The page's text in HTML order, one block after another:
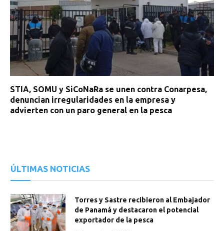
STIA, SOMU y SiCoNaRa se unen contra Conarpesa,
denuncian irregularidades en la empresa y
advierten con un paro general en la pesca
ÚLTIMAS NOTICIAS
Torres y Sastre recibieron al Embajador
de Panamá y destacaron el potencial
exportador de la pesca